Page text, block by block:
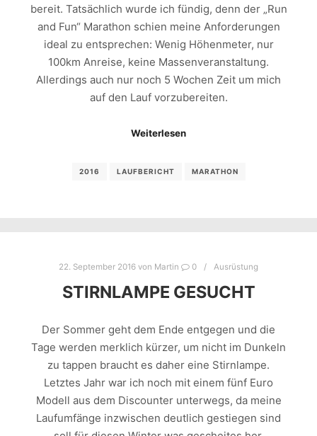
bereit. Tatsächlich wurde ich fündig, denn der „Run
and Fun“ Marathon schien meine Anforderungen
ideal zu entsprechen: Wenig Höhenmeter, nur
100km Anreise, keine Massenveranstaltung.
Allerdings auch nur noch 5 Wochen Zeit um mich
auf den Lauf vorzubereiten.
Weiterlesen
2016 LAUFBERICHT MARATHON
22. September 2016 von Martin 0 Ausrüstung
STIRNLAMPE GESUCHT
Der Sommer geht dem Ende entgegen und die
Tage werden merklich kürzer, um nicht im Dunkeln
zu tappen braucht es daher eine Stirnlampe.
Letztes Jahr war ich noch mit einem fünf Euro
Modell aus dem Discounter unterwegs, da meine
Laufumfänge inzwischen deutlich gestiegen sind